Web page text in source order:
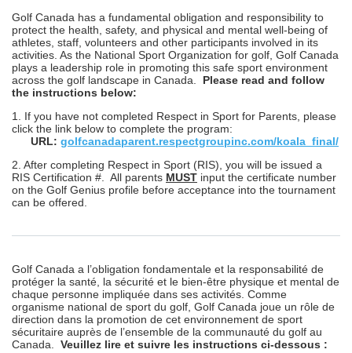
Golf Canada has a fundamental obligation and responsibility to
protect the health, safety, and physical and mental well-being of
athletes, staff, volunteers and other participants involved in its
activities. As the National Sport Organization for golf, Golf Canada
plays a leadership role in promoting this safe sport environment
across the golf landscape in Canada. Please read and follow
the instructions below:
1. If you have not completed Respect in Sport for Parents, please
click the link below to complete the program:
URL: golfcanadaparent.respectgroupinc.com/koala_final/
2. After completing Respect in Sport (RIS), you will be issued a
RIS Certification #. All parents MUST input the certificate number
on the Golf Genius profile before acceptance into the tournament
can be offered.
Golf Canada a l’obligation fondamentale et la responsabilité de
protéger la santé, la sécurité et le bien-être physique et mental de
chaque personne impliquée dans ses activités. Comme
organisme national de sport du golf, Golf Canada joue un rôle de
direction dans la promotion de cet environnement de sport
sécuritaire auprès de l’ensemble de la communauté du golf au
Canada. Veuillez lire et suivre les instructions ci-dessous :